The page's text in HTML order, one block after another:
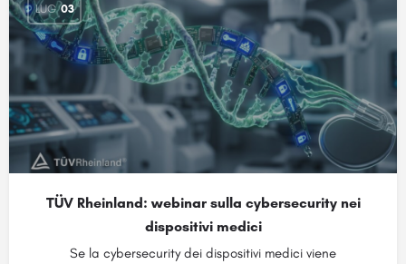
LUG 03
TÜV Rheinland: webinar sulla cybersecurity nei
dispositivi medici
Se la cybersecurity dei dispositivi medici viene